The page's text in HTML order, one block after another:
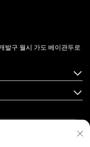
발구 월시 가도 베이관두로